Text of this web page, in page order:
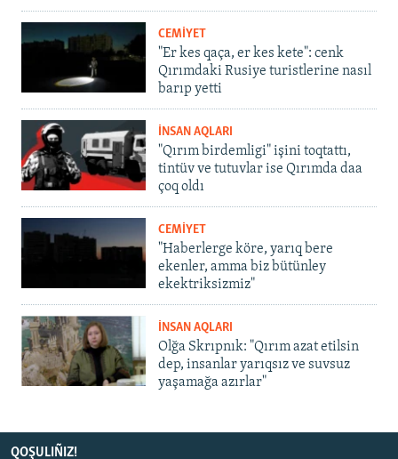
CEMİYET
"Er kes qaça, er kes kete": cenk
Qırımdaki Rusiye turistlerine nasıl
barıp yetti
İNSAN AQLARI
"Qırım birdemligi" işini toqtattı,
tintüv ve tutuvlar ise Qırımda daa
çoq oldı
CEMİYET
"Haberlerge köre, yarıq bere
ekenler, amma biz bütünley
ekektriksizmiz"
İNSAN AQLARI
Olğa Skrıpnık: "Qırım azat etilsin
dep, insanlar yarıqsız ve suvsuz
yaşamağa azırlar"
QOŞULIÑIZ!